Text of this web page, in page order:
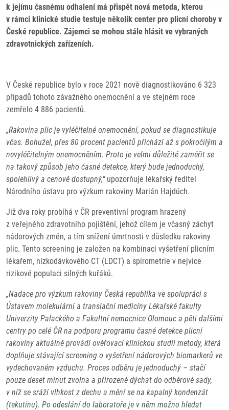
k jejímu časnému odhalení má přispět nová metoda, kterou
v rámci klinické studie testuje několik center pro plicní choroby v
České republice. Zájemci se mohou stále hlásit ve vybraných
zdravotnických zařízeních.
V České republice bylo v roce 2021 nově diagnostikováno 6 323
případů tohoto závažného onemocnění a ve stejném roce
zemřelo 4 886 pacientů.
„Rakovina plic je vyléčitelné onemocnění, pokud se diagnostikuje
včas. Bohužel, přes 80 procent pacientů přichází až s pokročilým a
nevyléčitelným onemocněním. Proto je velmi důležité zaměřit se
na takový způsob jeho časné detekce, který bude jednoduchý,
spolehlivý a cenově dostupný,“upozorňuje lékařský ředitel
Národního ústavu pro výzkum rakoviny Marián Hajdúch.
Již dva roky probíhá v ČR preventivní program hrazený
z veřejného zdravotního pojištění, jehož cílem je včasný záchyt
nádorových změn, a tím snížení úmrtnosti v důsledku rakoviny
plic. Tento screening je založen na kombinaci vyšetření plicním
lékařem, nízkodávkového CT (LDCT) a spirometrie v nejvíce
rizikové populaci silných kuřáků.
„Nadace pro výzkum rakoviny Česká republika ve spolupráci s
Ústavem molekulární a translační medicíny Lékařské fakulty
Univerzity Palackého a Fakultní nemocnice Olomouc a pěti dalšími
centry po celé ČR na podporu programu časné detekce plicní
rakoviny aktuálně provádí ověřovací klinickou studii metody, která
doplňuje stávající screening o vyšetření nádorových biomarkerů ve
vydechovaném vzduchu. Proces odběru je jednoduchý – stačí
pouze deset minut zvolna a přirozeně dýchat do odběrové sady,
v níž se sráží vlhkost z dechu a mění se na kapalný kondenzát
(tekutinu). Po odeslání do laboratoře je v něm možno hledat